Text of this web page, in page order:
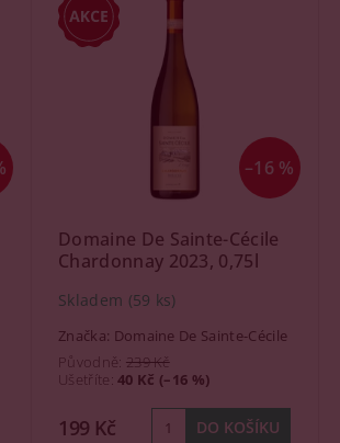
–16 %
Domaine De Sainte-Cécile
Chardonnay 2023, 0,75l
Skladem (59 ks)
Značka: Domaine De Sainte-Cécile
Původně: 239 Kč
Ušetříte:40 Kč (–16 %)
199 Kč